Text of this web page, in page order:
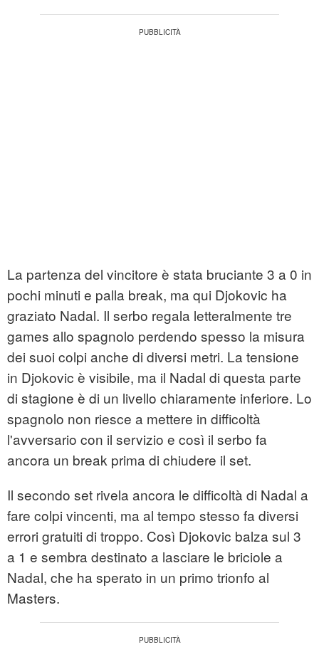
La partenza del vincitore è stata bruciante 3 a 0 in
pochi minuti e palla break, ma qui Djokovic ha
graziato Nadal. Il serbo regala letteralmente tre
games allo spagnolo perdendo spesso la misura
dei suoi colpi anche di diversi metri. La tensione
in Djokovic è visibile, ma il Nadal di questa parte
di stagione è di un livello chiaramente inferiore. Lo
spagnolo non riesce a mettere in difficoltà
l'avversario con il servizio e così il serbo fa
ancora un break prima di chiudere il set.
Il secondo set rivela ancora le difficoltà di Nadal a
fare colpi vincenti, ma al tempo stesso fa diversi
errori gratuiti di troppo. Così Djokovic balza sul 3
a 1 e sembra destinato a lasciare le briciole a
Nadal, che ha sperato in un primo trionfo al
Masters.